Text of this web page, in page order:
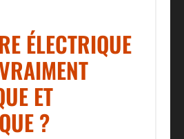
ÉLECTRIQUE
ET
?